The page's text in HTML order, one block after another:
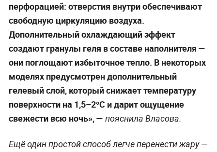
перфорацией: отверстия внутри обеспечивают
свободную циркуляцию воздуха.
Дополнительный охлаждающий эффект
создают гранулы геля в составе наполнителя —
они поглощают избыточное тепло. В некоторых
моделях предусмотрен дополнительный
гелевый слой, который снижает температуру
поверхности на 1,5–2°C и дарит ощущение
свежести всю ночь», — пояснила Власова.
Ещё один простой способ легче перенести жару —